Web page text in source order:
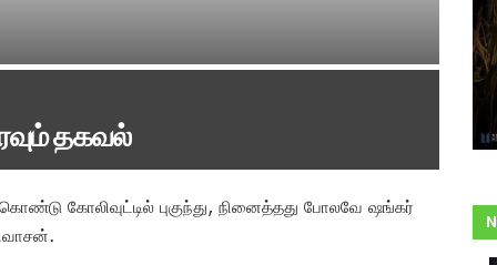
தகவல்
கோலிவுட்டில் புகுந்து, நினைத்தது போலவே ஷங்கர்